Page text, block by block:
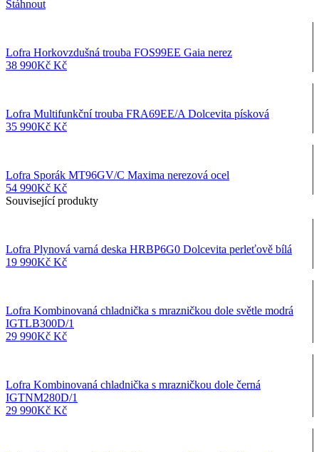
Stáhnout
Lofra Horkovzdušná trouba FOS99EE Gaia nerez
38 990Kč Kč
Lofra Multifunkční trouba FRA69EE/A Dolcevita písková
35 990Kč Kč
Lofra Sporák MT96GV/C Maxima nerezová ocel
54 990Kč Kč
Související produkty
Lofra Plynová varná deska HRBP6G0 Dolcevita perleťově bílá
19 990Kč Kč
Lofra Kombinovaná chladnička s mrazničkou dole světle modrá
IGTLB300D/1
29 990Kč Kč
Lofra Kombinovaná chladnička s mrazničkou dole černá
IGTNM280D/1
29 990Kč Kč